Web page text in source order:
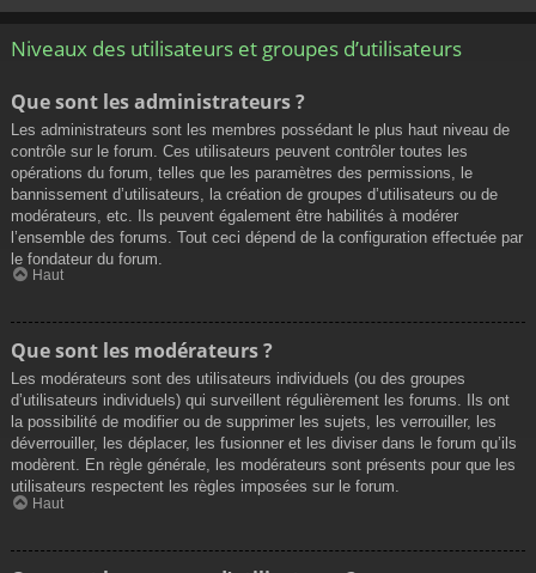
Niveaux des utilisateurs et groupes d’utilisateurs
Que sont les administrateurs ?
Les administrateurs sont les membres possédant le plus haut niveau de
contrôle sur le forum. Ces utilisateurs peuvent contrôler toutes les
opérations du forum, telles que les paramètres des permissions, le
bannissement d’utilisateurs, la création de groupes d’utilisateurs ou de
modérateurs, etc. Ils peuvent également être habilités à modérer
l’ensemble des forums. Tout ceci dépend de la configuration effectuée par
le fondateur du forum.
Haut
Que sont les modérateurs ?
Les modérateurs sont des utilisateurs individuels (ou des groupes
d’utilisateurs individuels) qui surveillent régulièrement les forums. Ils ont
la possibilité de modifier ou de supprimer les sujets, les verrouiller, les
déverrouiller, les déplacer, les fusionner et les diviser dans le forum qu’ils
modèrent. En règle générale, les modérateurs sont présents pour que les
utilisateurs respectent les règles imposées sur le forum.
Haut